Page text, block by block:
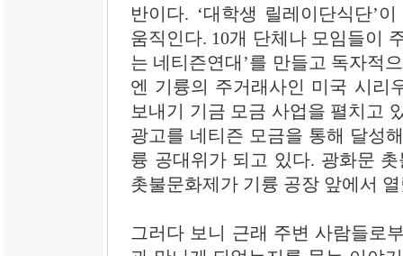
반이다. ‘대학생 릴레이단식단’
움직인다. 10개 단체나 모임들이
는 네티즌연대’를 만들고 독자적
엔 기륭의 주거래사인 미국 시리
보내기 기금 모금 사업을 펼치고
광고를 네티즌 모금을 통해 달성
륭 공대위가 되고 있다. 광화문
촛불문화제가 기륭 공장 앞에서
그러다 보니 근래 주변 사람들로